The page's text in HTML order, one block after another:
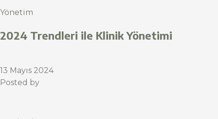
Yönetim
2024 Trendleri ile Klinik Yönetimi
13 Mayıs 2024
Posted by